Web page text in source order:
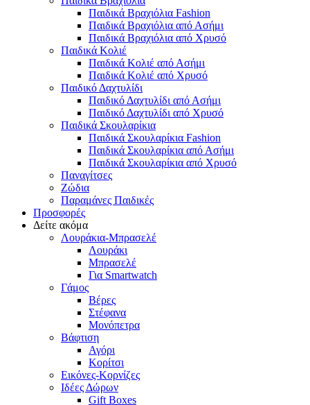
Παιδικά Βραχιόλια Fashion
Παιδικά Βραχιόλια από Ασήμι
Παιδικά Βραχιόλια από Χρυσό
Παιδικά Κολιέ
Παιδικά Κολιέ από Ασήμι
Παιδικά Κολιέ από Χρυσό
Παιδικό Δαχτυλίδι
Παιδικό Δαχτυλίδι από Ασήμι
Παιδικό Δαχτυλίδι από Χρυσό
Παιδικά Σκουλαρίκια
Παιδικά Σκουλαρίκια Fashion
Παιδικά Σκουλαρίκια από Ασήμι
Παιδικά Σκουλαρίκια από Χρυσό
Παναγίτσες
Ζώδια
Παραμάνες Παιδικές
Προσφορές
Δείτε ακόμα
Λουράκια-Μπρασελέ
Λουράκι
Μπρασελέ
Για Smartwatch
Γάμος
Βέρες
Στέφανα
Μονόπετρα
Βάφτιση
Αγόρι
Κορίτσι
Εικόνες-Κορνίζες
Ιδέες Δώρων
Gift Boxes